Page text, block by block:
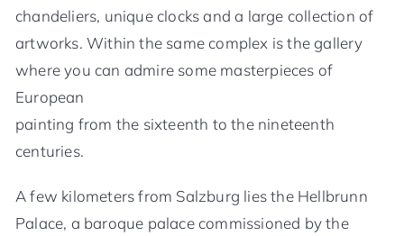
chandeliers, unique clocks and a large collection of
artworks. Within the same complex is the gallery
where you can admire some masterpieces of
European
painting from the sixteenth to the nineteenth
centuries.
A few kilometers from Salzburg lies the Hellbrunn
Palace, a baroque palace commissioned by the